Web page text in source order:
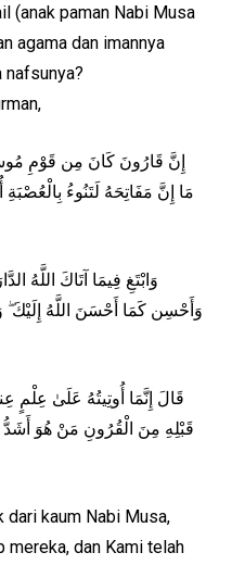
(anak paman Nabi Musa
agama dan imannya
nafsunya?
إِنَّ قَارُونَ كَانَ مِن قَوْمِ
مَا إِنَّ مَفَاتِحَهُ لَتَنُوءُ
وَابْتَغِ فِيمَا آتَاكَ اللَّهُ
وَأَحْسِن كَمَا أَحْسَنَ اللَّهُ إِلَيْكَ
قَالَ إِنَّمَا أُوتِيتُهُ عَلَىٰ عِلْمٍ
قَبْلِهِ مِنَ الْقُرُونِ مَنْ هُوَ أَشَدُّ
dari kaum Nabi Musa,
mereka, dan Kami telah